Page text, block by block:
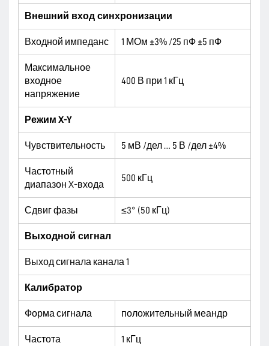
Внешний вход синхронизации
Входной импеданс 1 МОм ±3% /25 пФ ±5 пФ
Максимальное
входное
напряжение
400 В при 1 кГц
Режим X-Y
Чувствительность 5 мВ /дел … 5 В /дел ±4%
Частотный
диапазон X-входа
500 кГц
Сдвиг фазы ≤3° (50 кГц)
Выходной сигнал
Выход сигнала канала 1
Калибратор
Форма сигнала положительный меандр
Частота 1 кГц